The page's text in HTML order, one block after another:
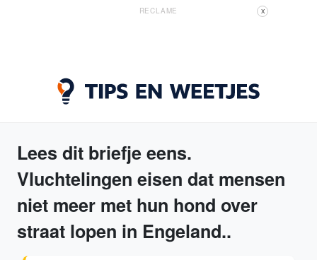
RECLAME X
Lees dit briefje eens.
Vluchtelingen eisen dat mensen
niet meer met hun hond over
straat lopen in Engeland..